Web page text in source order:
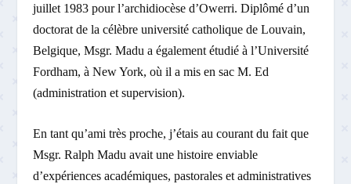
juillet 1983 pour l’archidiocèse d’Owerri. Diplômé d’un
doctorat de la célèbre université catholique de Louvain,
Belgique, Msgr. Madu a également étudié à l’Université
Fordham, à New York, où il a mis en sac M. Ed
(administration et supervision).
En tant qu’ami très proche, j’étais au courant du fait que
Msgr. Ralph Madu avait une histoire enviable
d’expériences académiques, pastorales et administratives